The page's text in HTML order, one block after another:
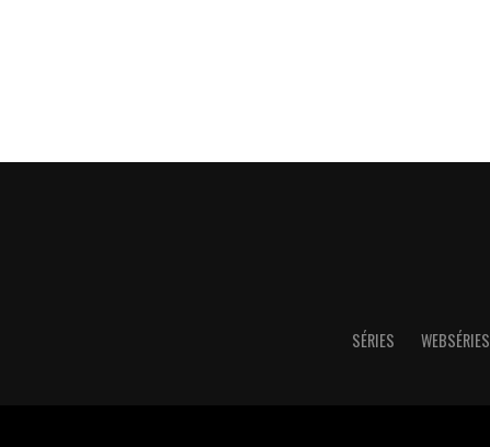
SÉRIES WEBSÉRIES